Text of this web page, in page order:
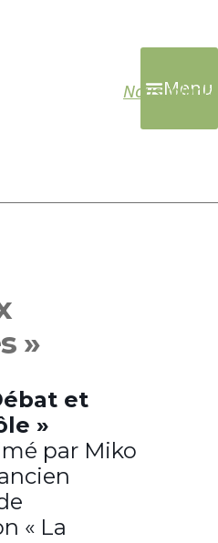
Menu
Nous joindre
»
et
»
par Miko
« La